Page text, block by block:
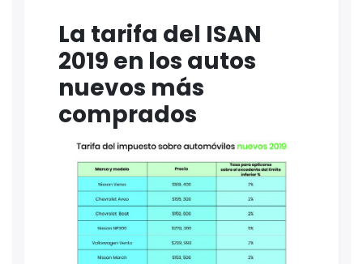
La tarifa del ISAN
2019 en los autos
nuevos más
comprados